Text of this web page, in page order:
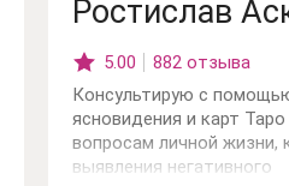
Ростислав
5.00
882 отзыва
Консультирую с
ясновидения и карт Таро
вопросам личной жизни,
выявления негативного